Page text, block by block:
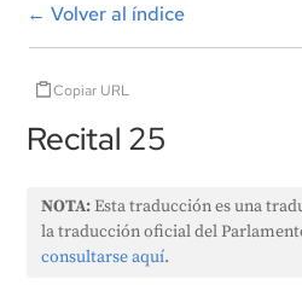
←Volver al índice
Copiar URL
Recital 25
NOTA:Esta traducción es una
la traducción oficial del
consultarse aquí.